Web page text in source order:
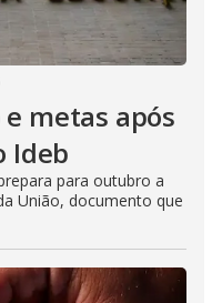
metas após
Ideb
para outubro a
União, documento que